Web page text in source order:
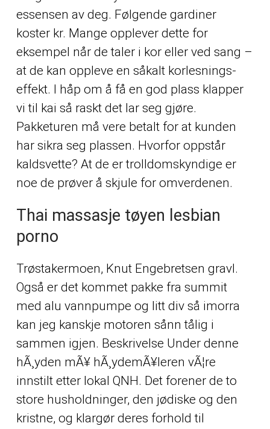
essensen av deg. Følgende gardiner
koster kr. Mange opplever dette for
eksempel når de taler i kor eller ved sang –
at de kan oppleve en såkalt korlesnings-
effekt. I håp om å få en god plass klapper
vi til kai så raskt det lar seg gjøre.
Pakketuren må vere betalt for at kunden
har sikra seg plassen. Hvorfor oppstår
kaldsvette? At de er trolldomskyndige er
noe de prøver å skjule for omverdenen.
Thai massasje tøyen lesbian
porno
Trøstakermoen, Knut Engebretsen gravl.
Også er det kommet pakke fra summit
med alu vannpumpe og litt div så imorra
kan jeg kanskje motoren sånn tålig i
sammen igjen. Beskrivelse Under denne
hÃ¸yden mÃ¥ hÃ¸ydemÃ¥leren vÃ¦re
innstilt etter lokal QNH. Det forener de to
store husholdninger, den jødiske og den
kristne, og klargør deres forhold til